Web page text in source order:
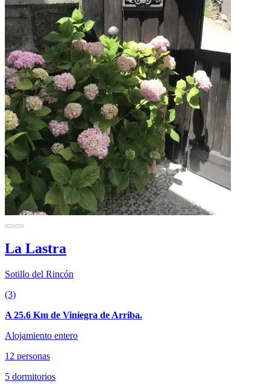
La Lastra
Sotillo del Rincón
(3)
A 25.6 Km de Viniegra de Arriba.
Alojamiento entero
12 personas
5 dormitorios